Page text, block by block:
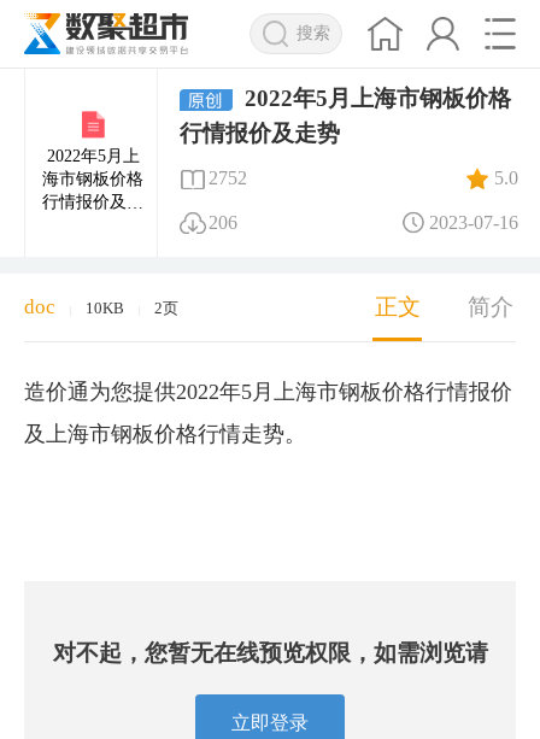
搜索
2022年5月上
海市钢板价格
行情报价及走
2022年5月上海市钢板价格
行情报价及走势
2752 5.0
206 2023-07-16
doc 10KB 2页 正文 简介
造价通为您提供2022年5月上海市钢板价格行情报价
及上海市钢板价格行情走势。
对不起，您暂无在线预览权限，如需浏览请
立即登录